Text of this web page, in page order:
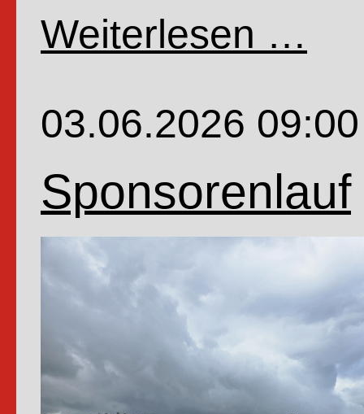
Weiterlesen …
der
03.06.2026 09:00
Sponsorenlauf